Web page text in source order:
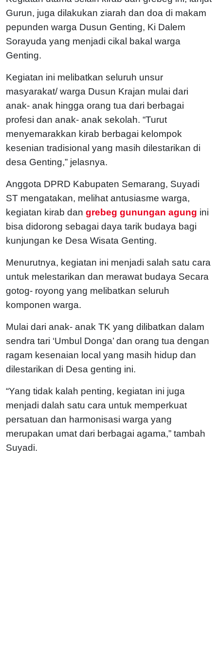
Gurun, juga dilakukan ziarah dan doa di makam
pepunden warga Dusun Genting, Ki Dalem
Sorayuda yang menjadi cikal bakal warga
Genting.
Kegiatan ini melibatkan seluruh unsur
masyarakat/ warga Dusun Krajan mulai dari
anak- anak hingga orang tua dari berbagai
profesi dan anak- anak sekolah. “Turut
menyemarakkan kirab berbagai kelompok
kesenian tradisional yang masih dilestarikan di
desa Genting,” jelasnya.
Anggota DPRD Kabupaten Semarang, Suyadi
ST mengatakan, melihat antusiasme warga,
kegiatan kirab dan grebeg gunungan agung ini
bisa didorong sebagai daya tarik budaya bagi
kunjungan ke Desa Wisata Genting.
Menurutnya, kegiatan ini menjadi salah satu cara
untuk melestarikan dan merawat budaya Secara
gotog- royong yang melibatkan seluruh
komponen warga.
Mulai dari anak- anak TK yang dilibatkan dalam
sendra tari ‘Umbul Donga’ dan orang tua dengan
ragam kesenaian local yang masih hidup dan
dilestarikan di Desa genting ini.
“Yang tidak kalah penting, kegiatan ini juga
menjadi dalah satu cara untuk memperkuat
persatuan dan harmonisasi warga yang
merupakan umat dari berbagai agama,” tambah
Suyadi.